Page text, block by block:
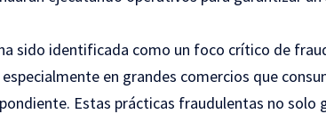
sido identificada como un foco crítico de
en grandes comercios que
Estas prácticas fraudulentas no solo